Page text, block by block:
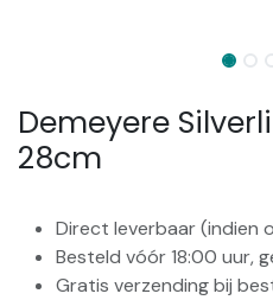
Demeyere
28cm
Direct leverbaar (indien
Besteld vóór 18:00 uur,
Gratis verzending bij